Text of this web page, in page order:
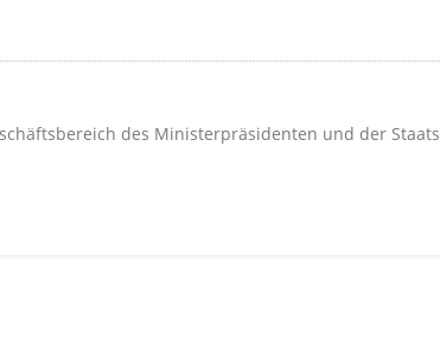
des Ministerpräsidenten und der